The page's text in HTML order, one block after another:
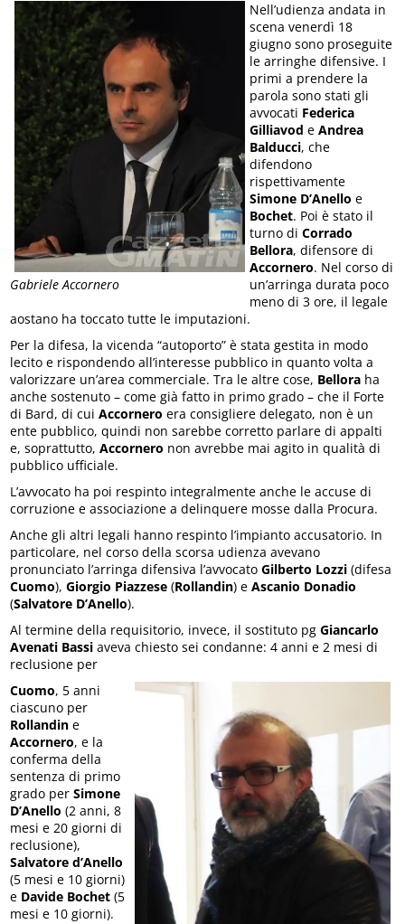
Gabriele Accornero
Nell’udienza andata in
scena venerdì 18
giugno sono proseguite
le arringhe difensive. I
primi a prendere la
parola sono stati gli
avvocati Federica
Gilliavod eAndrea
Balducci, che
difendono
rispettivamente
Simone D’Anello e
Bochet. Poi è stato il
turno di Corrado
Bellora, difensore di
Accornero. Nel corso di
un’arringa durata poco
meno di 3 ore, il legale
aostano ha toccato tutte le imputazioni.
Per la difesa, la vicenda “autoporto” è stata gestita in modo
lecito e rispondendo all’interesse pubblico in quanto volta a
valorizzare un’area commerciale. Tra le altre cose, Bellora ha
anche sostenuto – come già fatto in primo grado – che il Forte
di Bard, di cuiAccornero era consigliere delegato, non è un
ente pubblico, quindi non sarebbe corretto parlare di appalti
e, soprattutto,Accornero non avrebbe mai agito in qualità di
pubblico ufficiale.
L’avvocato ha poi respinto integralmente anche le accuse di
corruzione e associazione a delinquere mosse dalla Procura.
Anche gli altri legali hanno respinto l’impianto accusatorio. In
particolare, nel corso della scorsa udienza avevano
pronunciato l’arringa difensiva l’avvocatoGilberto Lozzi (difesa
Cuomo),Giorgio Piazzese (Rollandin) eAscanio Donadio
(Salvatore D’Anello).
Al termine della requisitorio, invece, il sostituto pgGiancarlo
Avenati Bassi aveva chiesto sei condanne: 4 anni e 2 mesi di
reclusione per
Cuomo, 5 anni
ciascuno per
Rollandin e
Accornero, e la
conferma della
sentenza di primo
grado perSimone
D’Anello (2 anni, 8
mesi e 20 giorni di
reclusione),
Salvatore d’Anello
(5 mesi e 10 giorni)
e Davide Bochet (5
mesi e 10 giorni).